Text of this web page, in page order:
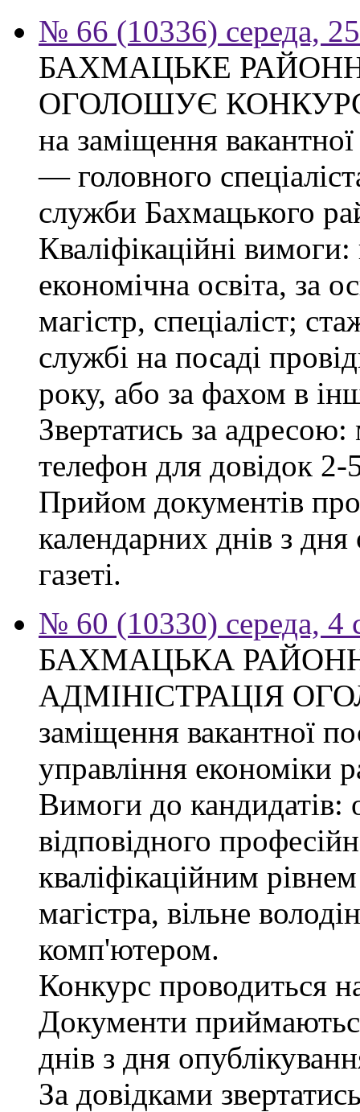
№ 66 (10336) середа,
БАХМАЦЬКЕ
ОГОЛОШУЄ
на заміщення
— головного
служби Бахмацького
Кваліфікаційні
економічна освіта, за
магістр, спеціаліст;
службі на посаді
року, або за фахом в
Звертатись за
телефон для довідок 2-
Прийом документів
календарних днів з
газеті.
№ 60 (10330) середа, 4
БАХМАЦЬКА
АДМІНІСТРАЦІЯ
заміщення вакантної
управління економіки
Вимоги до кандидатів:
відповідного
кваліфікаційним
магістра, вільне
комп'ютером.
Конкурс проводиться
Документи
днів з дня
За довідками